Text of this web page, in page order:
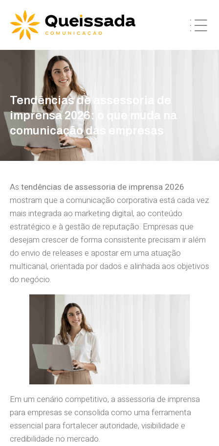
Tendências de assessoria de
imprensa 2026: o que muda na
comunicação das empresas
As tendências de assessoria de imprensa 2026
mostram que a comunicação corporativa está cada vez
mais integrada ao marketing digital, ao conteúdo
estratégico e à gestão de reputação. Empresas que
desejam crescer de forma consistente precisam ir além
do envio de releases e apostar em uma atuação
multicanal, orientada por dados e alinhada aos objetivos
do negócio.
Em um cenário competitivo, a assessoria de imprensa
para empresas se consolida como uma ferramenta
essencial para fortalecer autoridade, visibilidade e
credibilidade no mercado.